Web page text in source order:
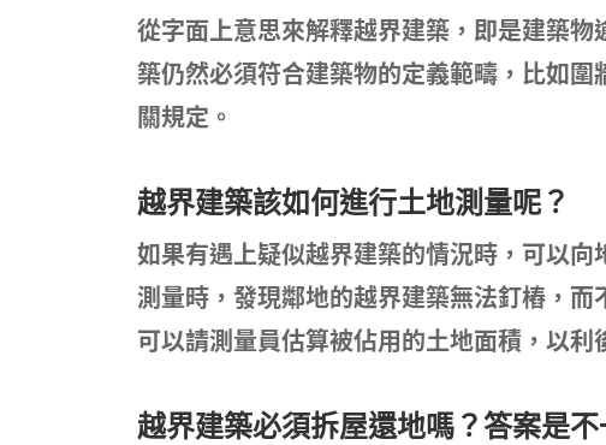
從字面上意思來解釋越界建築，即是建築
築仍然必須符合建築物的定義範疇，比如
關規定。
越界建築該如何進行土地測量呢？
如果有遇上疑似越界建築的情況時，可以
測量時，發現鄰地的越界建築無法釘樁，
可以請測量員估算被佔用的土地面積，以利
越界建築必須拆屋還地嗎？答案是不